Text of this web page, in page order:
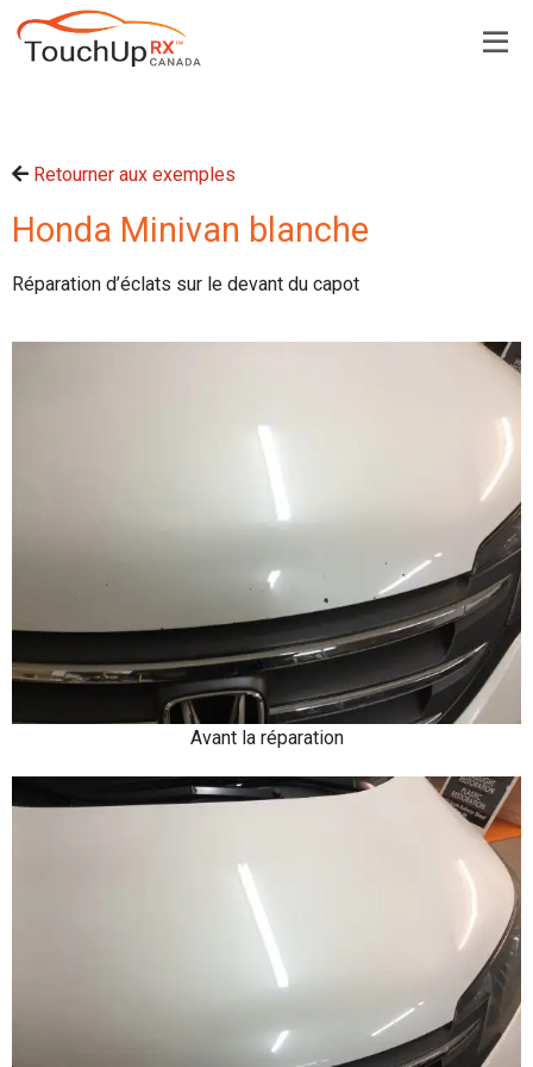
Retourner aux exemples
Honda Minivan blanche
Réparation d’éclats sur le devant du capot
Avant la réparation